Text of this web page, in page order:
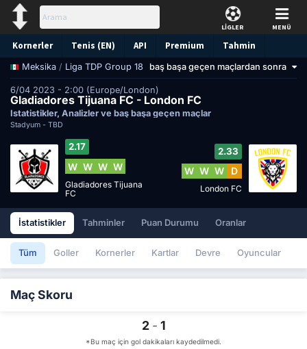
LİGLER MENÜ
Kornerler Tenis (EN) API Premium Tahmin
Meksika / Liga TDP Group 18 baş başa geçen maçlardan sonra
6/04 2023 - 2:00 (Europe/London)
Gladiadores Tijuana FC - London FC
İstatistikler, Analizler ve baş başa geçen maçlar
Stadyum - TBD
2.17
W W W W
Gladiadores Tijuana
FC
2.33
W W W D
London FC
İstatistikler Tahminler Puan Durumu Oranlar
Tüm Goller Kornerler Kartlar Devre Oyuncular
Maç Skoru
2 - 1
*Bu maç için gol dakikaları kaydedilmedi.